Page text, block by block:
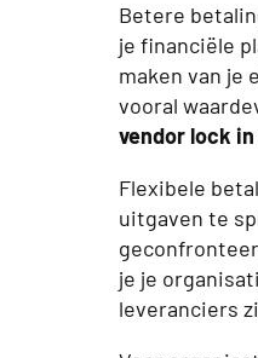
Betere
je financiële
maken van je
vooral
vendor lock in
Flexibele
uitgaven te
je je
leveranciers